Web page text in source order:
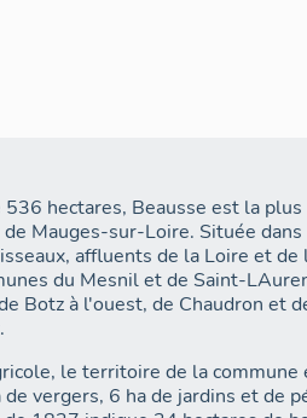
divers prés, vignes et
dans la paroisse de Beausse,
en-Vallée. Le Bois-de-
du prieuré, fut défriché à partir
de Beausse, trois autres
, vers 1050, Cartulaire du
disparus) relevait en partie de
les métairies de la
la seigneurie de l'Épinay,
hectares, Beausse est la
Mauges-sur-Loire. Située
affluents de la Loire et
du Mesnil et de Saint-
Botz à l'ouest, de Chaudron et
le territoire de la
de vergers, 6 ha de jardins et de